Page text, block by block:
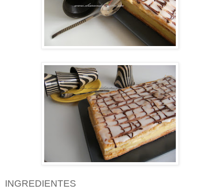
INGREDIENTES